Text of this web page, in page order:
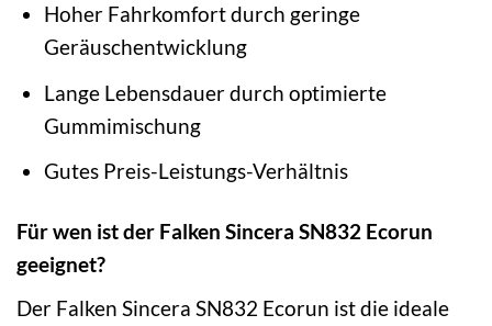
Hoher Fahrkomfort durch geringe
Geräuschentwicklung
Lange Lebensdauer durch optimierte
Gummimischung
Gutes Preis-Leistungs-Verhältnis
Für wen ist der Falken Sincera SN832 Ecorun
geeignet?
Der Falken Sincera SN832 Ecorun ist die ideale